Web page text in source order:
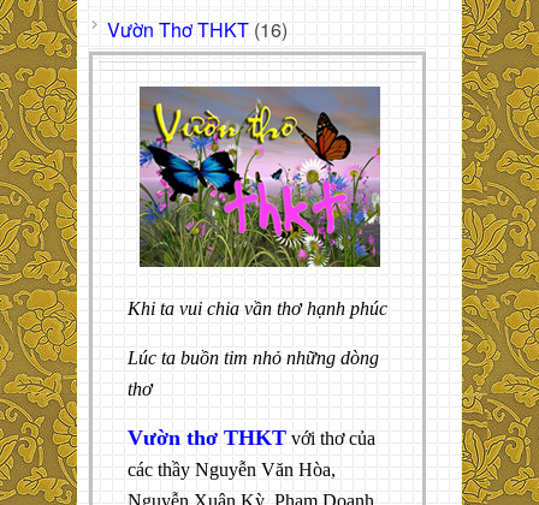
Vườn Thơ THKT (16)
Khi ta vui chia vần thơ hạnh phúc
Lúc ta buồn tim nhỏ những dòng
thơ
Vườn thơ THKT với thơ của
các thầy Nguyễn Văn Hòa,
Nguyễn Xuân Kỳ, Phạm Doanh